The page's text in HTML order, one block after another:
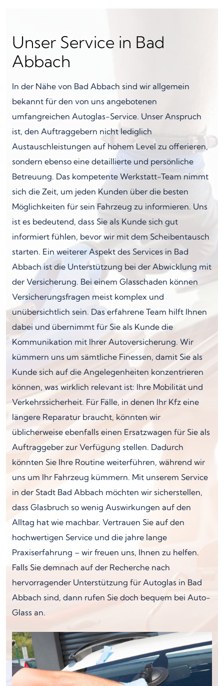
Unser Service in Bad
Abbach
In der Nähe von Bad Abbach sind wir allgemein
bekannt für den von uns angebotenen
umfangreichen Autoglas-Service. Unser Anspruch
ist, den Auftraggebern nicht lediglich
Austauschleistungen auf hohem Level zu offerieren,
sondern ebenso eine detaillierte und persönliche
Betreuung. Das kompetente Werkstatt-Team nimmt
sich die Zeit, um jeden Kunden über die besten
Möglichkeiten für sein Fahrzeug zu informieren. Uns
ist es bedeutend, dass Sie als Kunde sich gut
informiert fühlen, bevor wir mit dem Scheibentausch
starten. Ein weiterer Aspekt des Services in Bad
Abbach ist die Unterstützung bei der Abwicklung mit
der Versicherung. Bei einem Glasschaden können
Versicherungsfragen meist komplex und
unübersichtlich sein. Das erfahrene Team hilft Ihnen
dabei und übernimmt für Sie als Kunde die
Kommunikation mit Ihrer Autoversicherung. Wir
kümmern uns um sämtliche Finessen, damit Sie als
Kunde sich auf die Angelegenheiten konzentrieren
können, was wirklich relevant ist: Ihre Mobilität und
Verkehrssicherheit. Für Fälle, in denen Ihr Kfz eine
längere Reparatur braucht, könnten wir
üblicherweise ebenfalls einen Ersatzwagen für Sie als
Auftraggeber zur Verfügung stellen. Dadurch
könnten Sie Ihre Routine weiterführen, während wir
uns um Ihr Fahrzeug kümmern. Mit unserem Service
in der Stadt Bad Abbach möchten wir sicherstellen,
dass Glasbruch so wenig Auswirkungen auf den
Alltag hat wie machbar. Vertrauen Sie auf den
hochwertigen Service und die jahre lange
Praxiserfahrung – wir freuen uns, Ihnen zu helfen.
Falls Sie demnach auf der Recherche nach
hervorragender Unterstützung für Autoglas in Bad
Abbach sind, dann rufen Sie doch bequem bei Auto-
Glass an.